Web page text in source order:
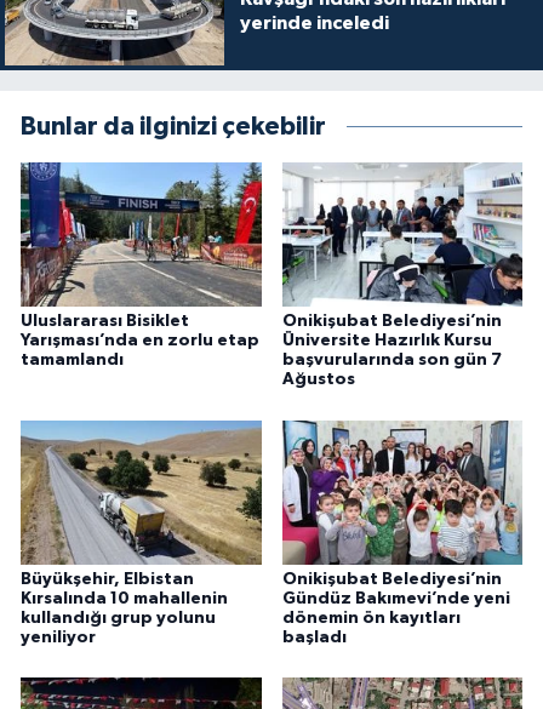
yerinde inceledi
Bunlar da ilginizi çekebilir
Uluslararası Bisiklet
Yarışması’nda en zorlu etap
tamamlandı
Onikişubat Belediyesi’nin
Üniversite Hazırlık Kursu
başvurularında son gün 7
Ağustos
Büyükşehir, Elbistan
Kırsalında 10 mahallenin
kullandığı grup yolunu
yeniliyor
Onikişubat Belediyesi’nin
Gündüz Bakımevi’nde yeni
dönemin ön kayıtları
başladı